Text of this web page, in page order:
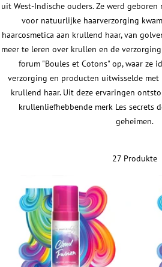
uit West-Indische ouders. Ze werd
voor natuurlijke haarverzorging
haarcosmetica aan krullend haar, van
meer te leren over krullen en de
forum "Boules et Cotons" op, waar ze
verzorging en producten uitwisselde met
krullend haar. Uit deze ervaringen
krullenliefhebbende merk Les secrets
geheimen.
27 Produkte